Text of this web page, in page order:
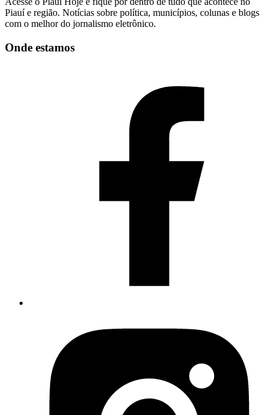
Piauí e região. Notícias sobre política, municípios, colunas e blogs
com o melhor do jornalismo eletrônico.
Onde estamos